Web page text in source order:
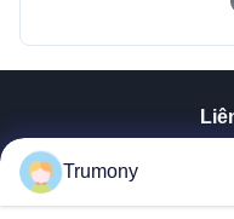
Trumony